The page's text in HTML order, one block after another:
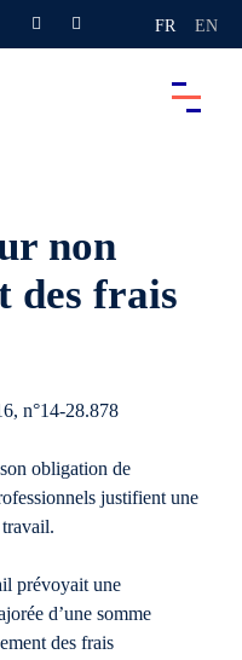
FR EN
non
des frais
n°14-28.878
obligation de
justifient une
prévoyait une
d’une somme
des frais